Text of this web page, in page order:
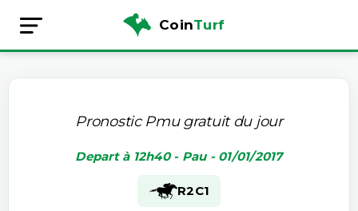
CoinTurf
Pronostic Pmu gratuit du jour
Depart à 12h40 - Pau - 01/01/2017
R2C1